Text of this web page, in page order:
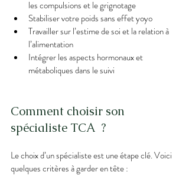
les compulsions et le grignotage
Stabiliser votre poids sans effet yoyo
Travailler sur l’estime de soi et la relation à
l’alimentation
Intégrer les aspects hormonaux et
métaboliques dans le suivi
Comment choisir son
spécialiste TCA  ?
Le choix d’un spécialiste est une étape clé. Voici
quelques critères à garder en tête :